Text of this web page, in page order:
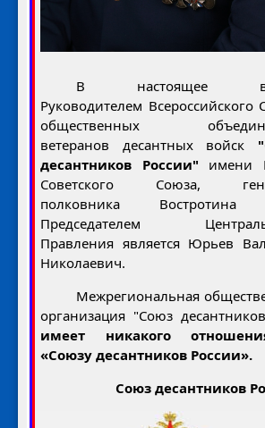
В настоящее
Руководителем Всероссийского
общественных
ветеранов десантных войск
десантников России" имени
Советского Союза,
полковника
Председателем
Правления является Юрьев
Николаевич.
Межрегиональная
организация "Союз
имеет никакого
«Союзу десантников России».
Союз десантников